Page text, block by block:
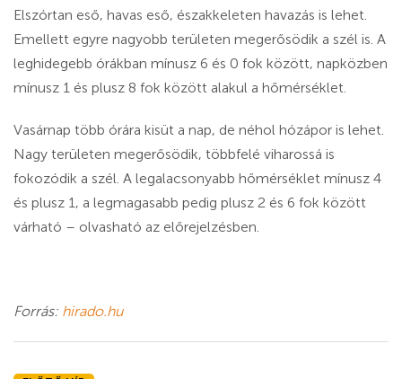
Elszórtan eső, havas eső, északkeleten havazás is lehet.
Emellett egyre nagyobb területen megerősödik a szél is. A
leghidegebb órákban mínusz 6 és 0 fok között, napközben
mínusz 1 és plusz 8 fok között alakul a hőmérséklet.
Vasárnap több órára kisüt a nap, de néhol hózápor is lehet.
Nagy területen megerősödik, többfelé viharossá is
fokozódik a szél. A legalacsonyabb hőmérséklet mínusz 4
és plusz 1, a legmagasabb pedig plusz 2 és 6 fok között
várható – olvasható az előrejelzésben.
Forrás: hirado.hu